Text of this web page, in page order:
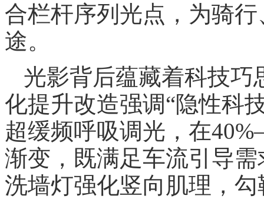
合栏杆序列光点，为骑
途。
光影背后蕴藏着科技巧
化提升改造强调“隐性科
超缓频呼吸调光，在
渐变，既满足车流引导
洗墙灯强化竖向肌理，